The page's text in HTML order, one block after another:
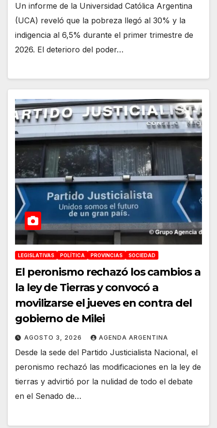
Un informe de la Universidad Católica Argentina
(UCA) reveló que la pobreza llegó al 30% y la
indigencia al 6,5% durante el primer trimestre de
2026. El deterioro del poder…
LEGISLATIVAS POLÍTICA PROVINCIAS SOCIEDAD
El peronismo rechazó los cambios a
la ley de Tierras y convocó a
movilizarse el jueves en contra del
gobierno de Milei
AGOSTO 3, 2026 AGENDA ARGENTINA
Desde la sede del Partido Justicialista Nacional, el
peronismo rechazó las modificaciones en la ley de
tierras y advirtió por la nulidad de todo el debate
en el Senado de…